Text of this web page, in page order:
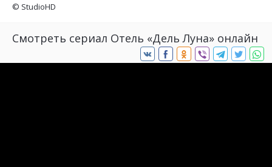
© StudioHD
Смотреть сериал Отель «Дель Луна» онлайн